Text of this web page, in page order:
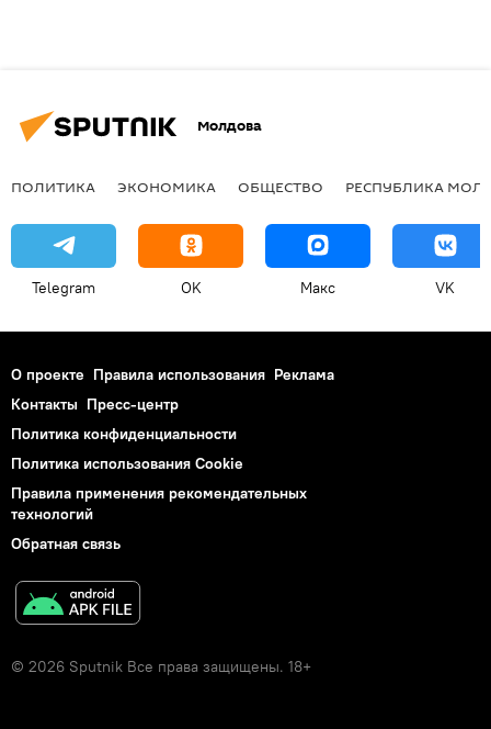
Молдова
ПОЛИТИКА ЭКОНОМИКА ОБЩЕСТВО РЕСПУБЛИКА
Telegram OK Макс VK
О проекте Правила использования Реклама
Контакты Пресс-центр
Политика конфиденциальности
Политика использования Cookie
Правила применения рекомендательных
технологий
Обратная связь
© 2026 Sputnik Все права защищены. 18+